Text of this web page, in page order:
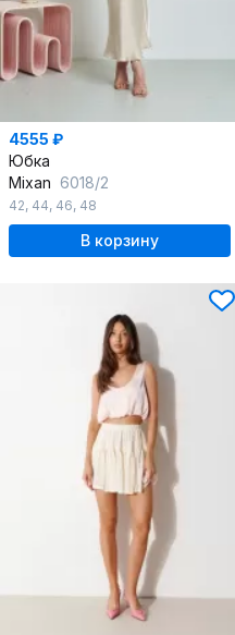
4555 ₽
Юбка
Mixan 6018/2
42, 44, 46, 48
В корзину